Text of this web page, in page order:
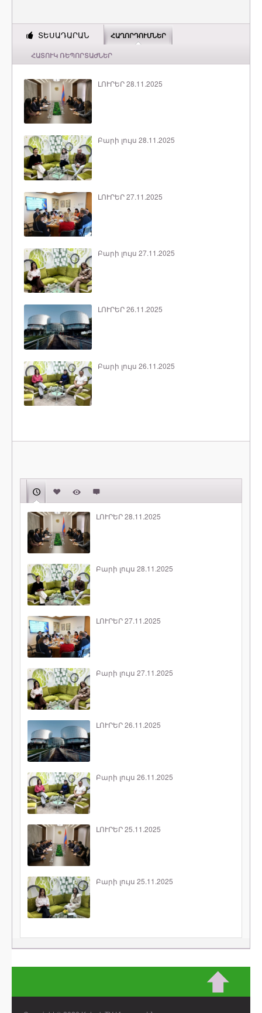
ՏԵՍԱԴԱՐԱՆ ՀԱՂՈՐԴՈՒՄՆԵՐ
ՀԱՏՈՒԿ ՌԵՊՈՐՏԱԺՆԵՐ
ԼՈՒՐԵՐ 28.11.2025
Բարի լույս 28.11.2025
ԼՈՒՐԵՐ 27.11.2025
Բարի լույս 27.11.2025
ԼՈՒՐԵՐ 26.11.2025
Բարի լույս 26.11.2025
ԼՈՒՐԵՐ 28.11.2025
Բարի լույս 28.11.2025
ԼՈՒՐԵՐ 27.11.2025
Բարի լույս 27.11.2025
ԼՈՒՐԵՐ 26.11.2025
Բարի լույս 26.11.2025
ԼՈՒՐԵՐ 25.11.2025
Բարի լույս 25.11.2025